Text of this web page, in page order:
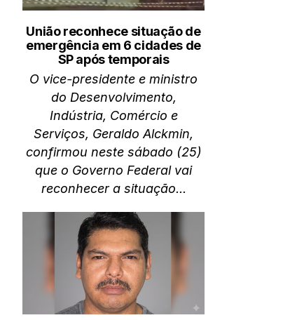
União reconhece situação de
emergência em 6 cidades de
SP após temporais
O vice-presidente e ministro
do Desenvolvimento,
Indústria, Comércio e
Serviços, Geraldo Alckmin,
confirmou neste sábado (25)
que o Governo Federal vai
reconhecer a situação...